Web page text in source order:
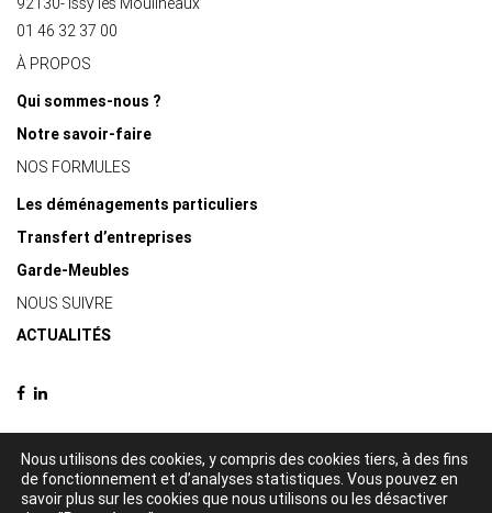
01 46 32 37 00
À PROPOS
Qui sommes-nous ?
Notre savoir-faire
NOS FORMULES
Les déménagements particuliers
Transfert d’entreprises
Garde-Meubles
NOUS SUIVRE
ACTUALITÉS
© 2021 Delacquis déménagements -Mentions légales-Politique de
Nous utilisons des cookies, y compris des cookies tiers, à des fins
de fonctionnement et d’analyses statistiques. Vous pouvez en
savoir plus sur les cookies que nous utilisons ou les désactiver